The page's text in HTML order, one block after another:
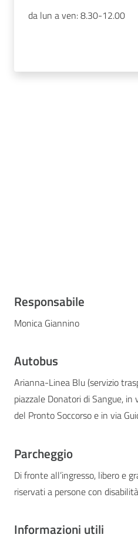
da lun a ven: 8.30-12.00
Responsabile
Monica Giannino
Autobus
Arianna-Linea Blu (servizio
piazzale Donatori di Sangue, in
del Pronto Soccorso e in via
Parcheggio
Di fronte all’ingresso, libero e
riservati a persone con
Informazioni utili